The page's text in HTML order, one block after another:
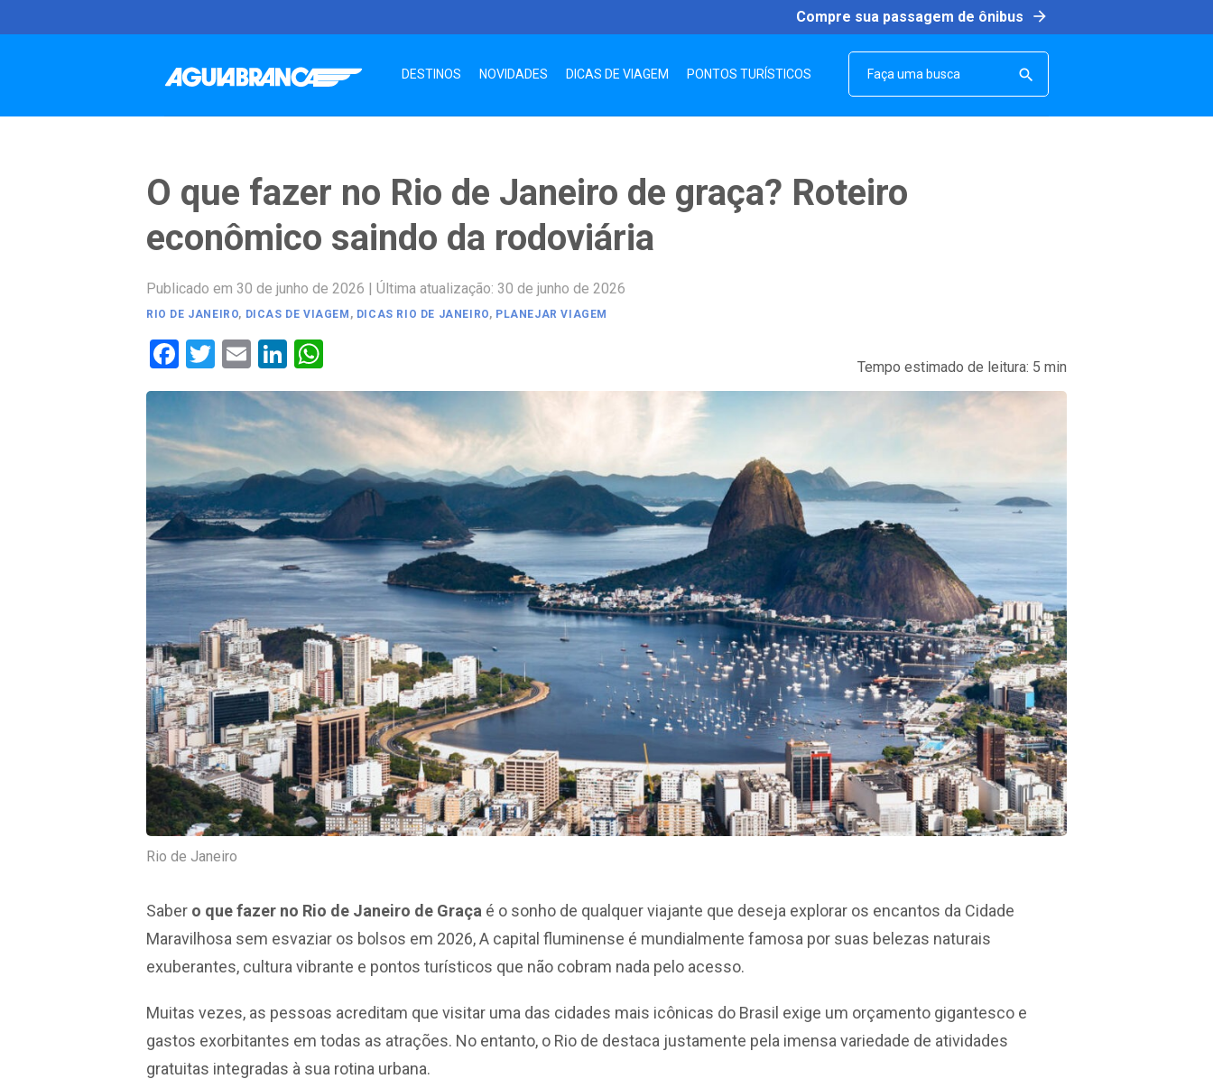
to
Compre sua passagem de ônibus arrow_forward
DESTINOS NOVIDADES DICAS DE VIAGEM PONTOS TURÍSTICOS 
O que fazer no Rio de Janeiro de graça? Roteiro
econômico saindo da rodoviária
Publicado em 30 de junho de 2026 | Última atualização: 30 de junho de 2026
RIO DE JANEIRO, DICAS DE VIAGEM , DICAS RIO DE JANEIRO, PLANEJAR VIAGEM
Facebook
Twitter
EmailLinkedIn Tempo estimado de leitura: 5 min
Rio de Janeiro
Saber o que fazer no Rio de Janeiro de Graça é o sonho de qualquer viajante que deseja explorar os encantos da Cidade
Maravilhosa sem esvaziar os bolsos em 2026, A capital fluminense é mundialmente famosa por suas belezas naturais
exuberantes, cultura vibrante e pontos turísticos que não cobram nada pelo acesso.
Muitas vezes, as pessoas acreditam que visitar uma das cidades mais icônicas do Brasil exige um orçamento gigantesco e
gastos exorbitantes em todas as atrações. No entanto, o Rio de destaca justamente pela imensa variedade de atividades
gratuitas integradas à sua rotina urbana.